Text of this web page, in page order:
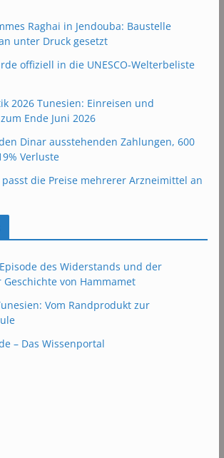
Raghai in Jendouba: Baustelle
unter Druck gesetzt
offiziell in die UNESCO-Welterbeliste
2026 Tunesien: Einreisen und
Ende Juni 2026
Dinar ausstehenden Zahlungen, 600
Verluste
die Preise mehrerer Arzneimittel an
des Widerstands und der
von Hammamet
Vom Randprodukt zur
– Das Wissenportal